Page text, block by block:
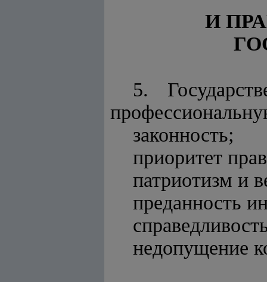
И
5.
законность;
приоритет
патриотизм и
преданность
недопущение